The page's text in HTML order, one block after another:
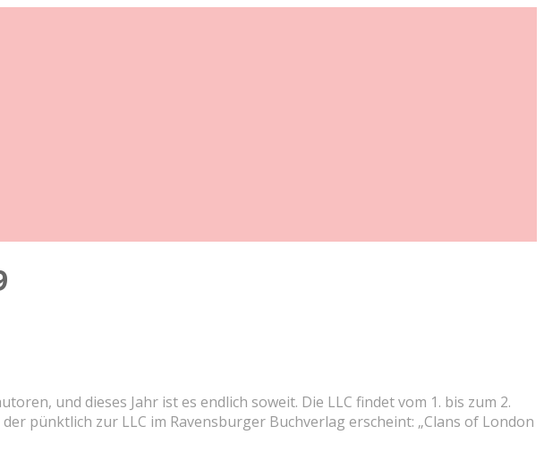
und dieses Jahr ist es endlich soweit. Die LLC findet vom 1. bis zum 2.
pünktlich zur LLC im Ravensburger Buchverlag erscheint: „Clans of London